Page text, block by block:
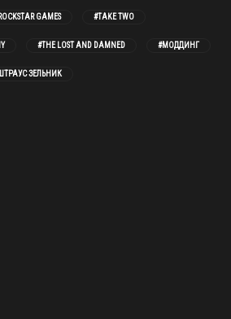
GAMES #TAKE TWO
#THE LOST AND DAMNED #МОДДИНГ
ЗЕЛЬНИК